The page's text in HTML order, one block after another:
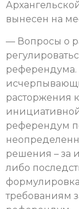
вынесен на
— Вопросы о
расторжения
референдум
решения – за
либо
требованиям